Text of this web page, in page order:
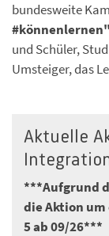
bundesweite
#könnenlernen"
und Schüler,
Umsteiger, das
Aktuelle
***Aufgrund
die Aktion
5 ab 09/26***